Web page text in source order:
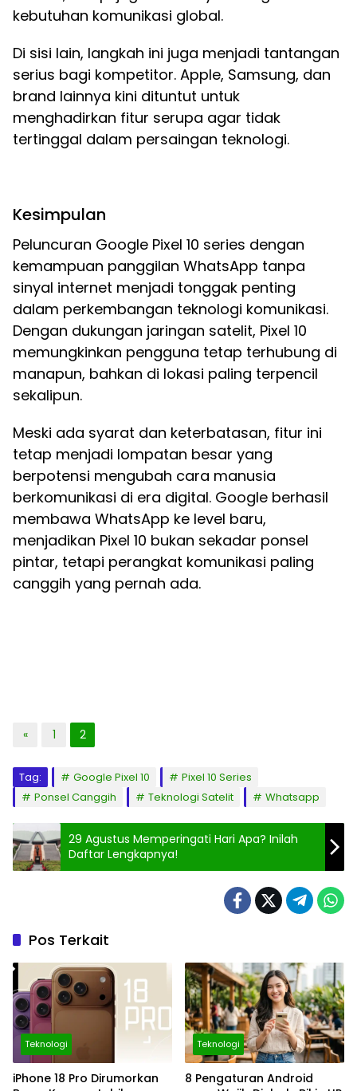
kebutuhan komunikasi global.
Di sisi lain, langkah ini juga menjadi tantangan
serius bagi kompetitor. Apple, Samsung, dan
brand lainnya kini dituntut untuk
menghadirkan fitur serupa agar tidak
tertinggal dalam persaingan teknologi.
Kesimpulan
Peluncuran Google Pixel 10 series dengan
kemampuan panggilan WhatsApp tanpa
sinyal internet menjadi tonggak penting
dalam perkembangan teknologi komunikasi.
Dengan dukungan jaringan satelit, Pixel 10
memungkinkan pengguna tetap terhubung di
manapun, bahkan di lokasi paling terpencil
sekalipun.
Meski ada syarat dan keterbatasan, fitur ini
tetap menjadi lompatan besar yang
berpotensi mengubah cara manusia
berkomunikasi di era digital. Google berhasil
membawa WhatsApp ke level baru,
menjadikan Pixel 10 bukan sekadar ponsel
pintar, tetapi perangkat komunikasi paling
canggih yang pernah ada.
« 1 2
Tag: Google Pixel 10
Pixel 10 Series
Ponsel Canggih
Teknologi Satelit Whatsapp
29 Agustus Memperingati Hari Apa? Inilah
Daftar Lengkapnya!
Pos Terkait
Teknologi
iPhone 18 Pro Dirumorkan
Teknologi
8 Pengaturan Android